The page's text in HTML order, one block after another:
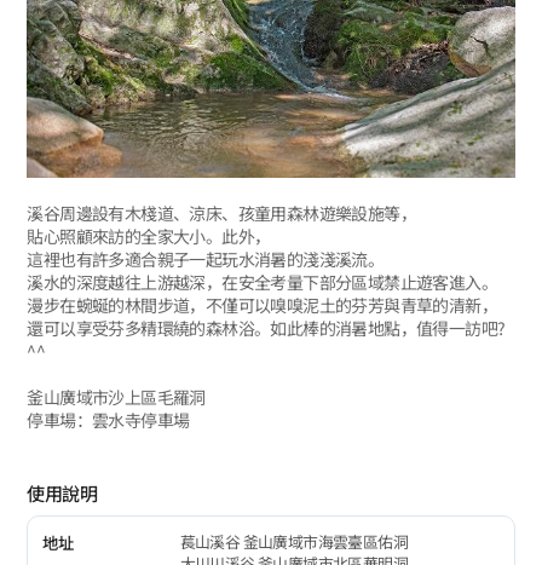
溪谷周邊設有木棧道、涼床、孩童用森林遊樂設施等，
貼心照顧來訪的全家大小。此外，
這裡也有許多適合親子一起玩水消暑的淺淺溪流。
溪水的深度越往上游越深，在安全考量下部分區域禁止遊客進入。
漫步在蜿蜒的林間步道，不僅可以嗅嗅泥土的芬芳與青草的清新，
還可以享受芬多精環繞的森林浴。如此棒的消暑地點，值得一訪吧?
^^
釜山廣域市沙上區毛羅洞
停車場：雲水寺停車場
使用說明
地址
萇山溪谷 釜山廣域市海雲臺區佑洞